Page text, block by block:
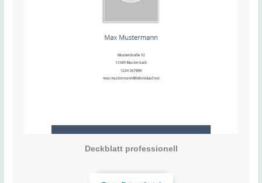
Deckblatt professionell